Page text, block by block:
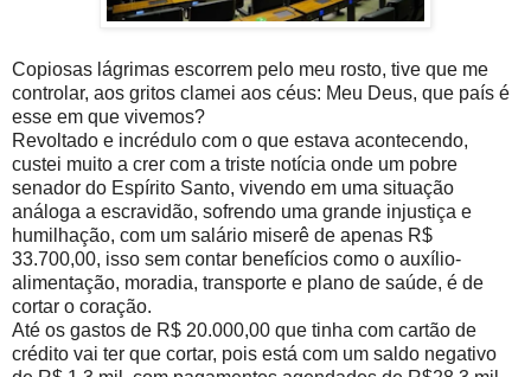
Copiosas lágrimas escorrem pelo meu rosto, tive que me
controlar, aos gritos clamei aos céus: Meu Deus, que país é
esse em que vivemos?
Revoltado e incrédulo com o que estava acontecendo,
custei muito a crer com a triste notícia onde um pobre
senador do Espírito Santo, vivendo em uma situação
análoga a escravidão, sofrendo uma grande injustiça e
humilhação, com um salário miserê de apenas R$
33.700,00, isso sem contar benefícios como o auxílio-
alimentação, moradia, transporte e plano de saúde, é de
cortar o coração.
Até os gastos de R$ 20.000,00 que tinha com cartão de
crédito vai ter que cortar, pois está com um saldo negativo